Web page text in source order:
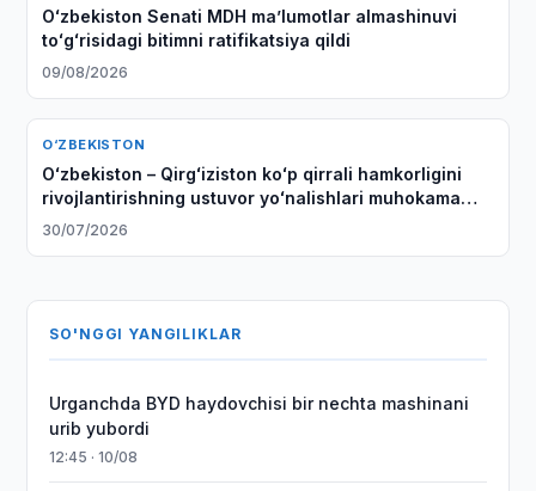
Oʻzbekiston Senati MDH maʼlumotlar almashinuvi
toʻgʻrisidagi bitimni ratifikatsiya qildi
09/08/2026
O‘ZBEKISTON
Oʻzbekiston – Qirgʻiziston koʻp qirrali hamkorligini
rivojlantirishning ustuvor yoʻnalishlari muhokama
qilindi
30/07/2026
SO'NGGI YANGILIKLAR
Urganchda BYD haydovchisi bir nechta mashinani
urib yubordi
12:45 · 10/08